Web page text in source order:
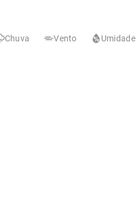
Chuva Vento Umidade